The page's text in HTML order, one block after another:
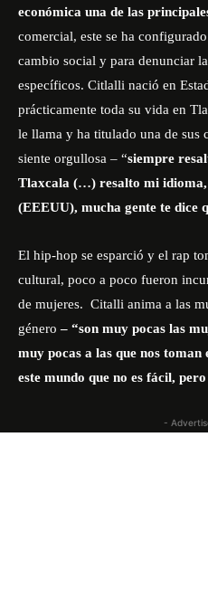
económica una de las
comercial, este se ha
cambio social y para denunciar
específicos. Citlalli nació en
prácticamente toda su vida en
le llama y ha titulado una de sus
siente orgullosa – “siempre
Tlaxcala (…) resalto mi idioma,
(EEEUU), mucha gente te dice
El hip-hop se esparció y el rap
cultural, poco a poco fueron
de mujeres. Citalli anima a las
género– “son muy pocas las
muy pocas a las que nos
este mundo que no es fácil, pero
-